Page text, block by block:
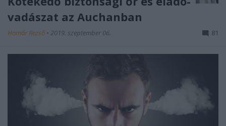
vadászat az Auchanban
Homár Rezső • 2019. szeptember 06. 81